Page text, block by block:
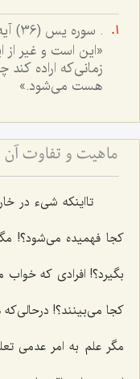
. سوره یس (36) آیه 82.
«این است و غیر
زمانى‌كه اراده
هست مى‌شود.»
تااینکه شیء در
کجا فهمیده می‌شود؟!
بگیرد؟! افرادی که خواب
کجا می‌بینند؟!
مگر علم به امر عدمی